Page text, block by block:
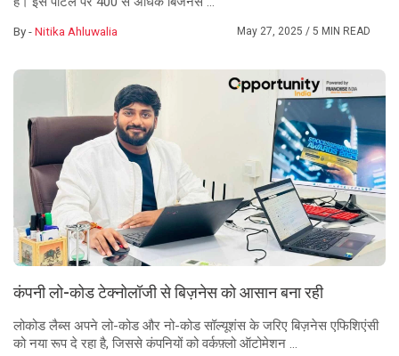
By -Nitika Ahluwalia May 27, 2025/ 5 MIN READ
कंपनी लो-कोड टेक्नोलॉजी से बिज़नेस को आसान बना रही
लोकोड लैब्स अपने लो-कोड और नो-कोड सॉल्यूशंस के जरिए बिज़नेस एफिशिएंसी
को नया रूप दे रहा है, जिससे कंपनियों को वर्कफ़्लो ऑटोमेशन ...